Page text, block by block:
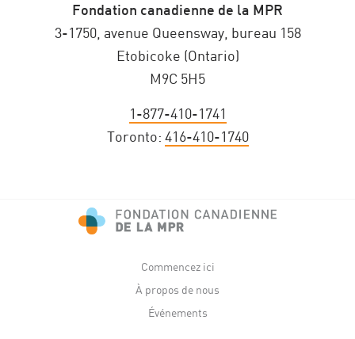
Fondation canadienne de la MPR
3-1750, avenue Queensway, bureau 158
Etobicoke (Ontario)
M9C 5H5
1-877-410-1741
Toronto: 416-410-1740
Commencez ici
À propos de nous
Événements